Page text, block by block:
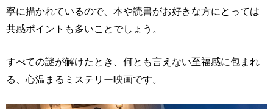
寧に描かれているので、本や読書がお好きな方にとっては
共感ポイントも多いことでしょう。
すべての謎が解けたとき、何とも言えない至福感に包まれ
る、心温まるミステリー映画です。